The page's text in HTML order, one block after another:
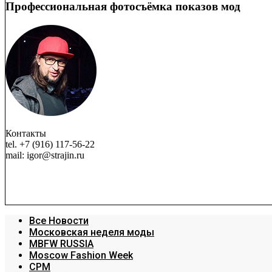
Профессиональная фотосъёмка показов мод
Контакты
tel. +7 (916) 117-56-22
mail: igor@strajin.ru
Все Новости
Московская неделя моды
MBFW RUSSIA
Moscow Fashion Week
CPM